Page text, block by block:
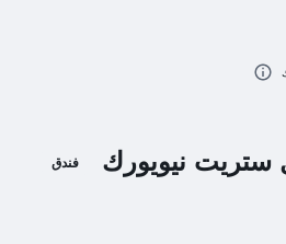
ستريت نيويورك فندق